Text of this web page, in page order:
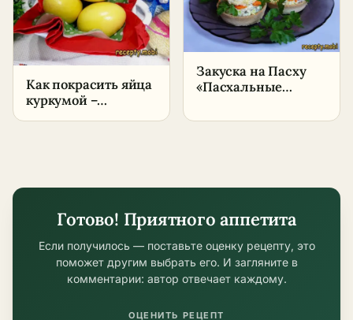
Как покрасить яйца
куркумой –
Закуска на Пасху
«Пасхальные
оригинальные
Готово! Приятного аппетита
Если получилось — поставьте оценку рецепту, это
поможет другим выбрать его. И загляните в
комментарии: автор отвечает каждому.
ОЦЕНИТЬ РЕЦЕПТ